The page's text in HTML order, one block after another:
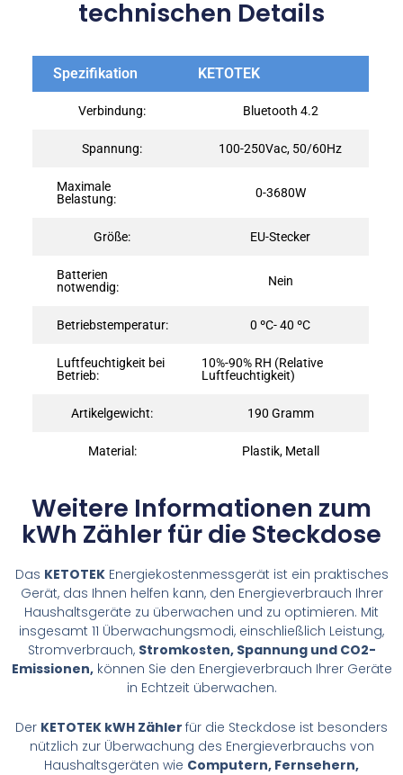
technischen Details
Spezifikation KETOTEK
Verbindung: Bluetooth 4.2
Spannung: 100-250Vac, 50/60Hz
Maximale
Belastung:
0-3680W
Größe: ‎EU-Stecker
Batterien
notwendig:
Nein
Betriebstemperatur: 0 ºC- 40 ºC
Luftfeuchtigkeit bei
Betrieb:
10%-90% RH (Relative
Luftfeuchtigkeit)
Artikelgewicht: 190 Gramm
Material: Plastik, Metall
Weitere Informationen zum
kWh Zähler für die Steckdose
Das KETOTEKEnergiekostenmessgerät ist ein praktisches
Gerät, das Ihnen helfen kann, den Energieverbrauch Ihrer
Haushaltsgeräte zu überwachen und zu optimieren. Mit
insgesamt 11 Überwachungsmodi, einschließlich Leistung,
Stromverbrauch, Stromkosten, Spannung und CO2-
Emissionen,können Sie den Energieverbrauch Ihrer Geräte
in Echtzeit überwachen.
Der KETOTEK kWH Zähler für die Steckdose ist besonders
nützlich zur Überwachung des Energieverbrauchs von
Haushaltsgeräten wie Computern, Fernsehern,